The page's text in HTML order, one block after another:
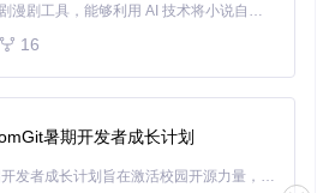
# 训练图像
# 对应图像的文本描述
放入ComfyUI的
ComfyUI/input/my_dataset 。
Toonflow 是一款 AI 短剧漫剧工具，能够利用 AI 技术将小说自动转化为剧本，并结合 AI 生成的图片和视频，实现高效的短剧创作。借助 Toonflow，可以轻松完成从文字到影像的全流程，让短剧制作变得更加智能与便捷。
16
暑期开发者成长计划
「源启盛夏」暑期校园开发者成长计划旨在激活校园开源力量，通过积分激励、认证扶持、资源倾斜等形式，引导高校组织和开发者完成「入驻 — 建项目 — 做贡献 — 获认证 — 得资源」的完整闭环。无论你是想带领社团入驻平台的组织者，还是希望用代码贡献证明自己的开发者，都能在这里找到属于你的成长路径。